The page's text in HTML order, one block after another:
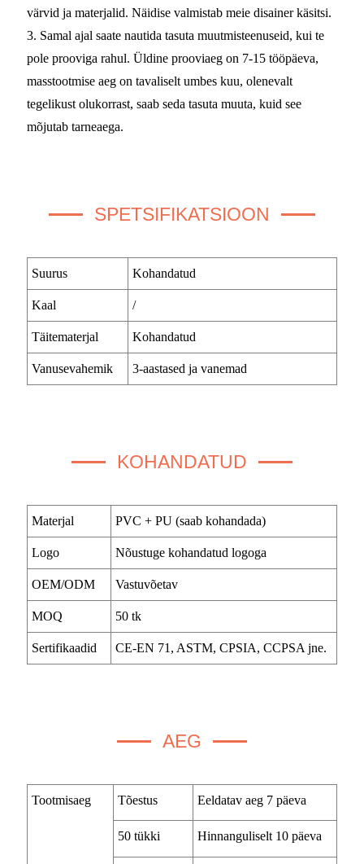
värvid ja materjalid. Näidise valmistab meie disainer käsitsi.
3. Samal ajal saate nautida tasuta muutmisteenuseid, kui te
pole prooviga rahul. Üldine prooviaeg on 7-15 tööpäeva,
masstootmise aeg on tavaliselt umbes kuu, olenevalt
tegelikust olukorrast, saab seda tasuta muuta, kuid see
mõjutab tarneaega.
SPETSIFIKATSIOON
Suurus Kohandatud
Kaal /
Täitematerjal Kohandatud
Vanusevahemik 3-aastased ja vanemad
KOHANDATUD
Materjal PVC + PU (saab kohandada)
Logo Nõustuge kohandatud logoga
OEM/ODM Vastuvõetav
MOQ 50 tk
Sertifikaadid CE-EN 71, ASTM, CPSIA, CCPSA jne.
AEG
Tootmisaeg Tõestus Eeldatav aeg 7 päeva
50 tükki Hinnanguliselt 10 päeva